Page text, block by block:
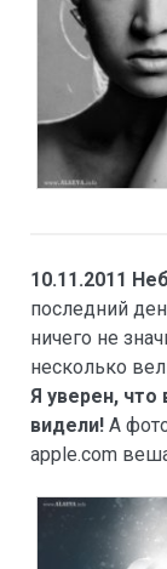
10.11.2011
последний
ничего не
несколько
Я уверен,
видели! А
apple.com